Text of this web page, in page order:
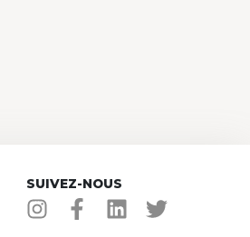
SUIVEZ-NOUS